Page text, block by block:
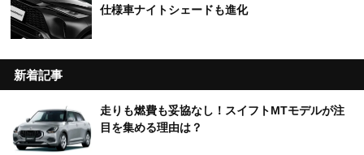
仕様車ナイトシェードも進化
新着記事
走りも燃費も妥協なし！スイフトMTモデルが注
目を集める理由は？